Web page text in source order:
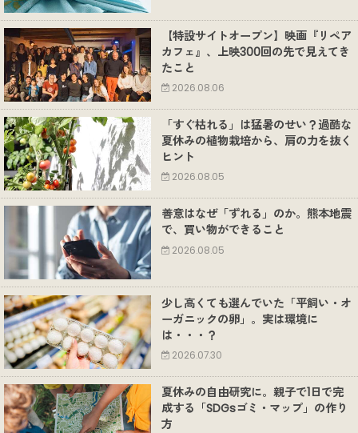
【特設サイトオープン】映画『リペア
カフェ』、上映300回の先で見えてき
たこと
2026.08.06
「すぐ枯れる」は猛暑のせい？過酷な
夏休みの植物栽培から、肩の力を抜く
ヒント
2026.08.05
善意はなぜ「ずれる」のか。熊本地震
で、買い物ができること
2026.08.05
少し高くても選んでいた「平飼い・オ
ーガニックの卵」。実は環境に
は・・・？
2026.07.30
夏休みの自由研究に。親子で1日で完
成する「SDGsゴミ・マップ」の作り
方